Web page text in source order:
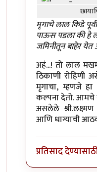
मृगाचे लाल किडे
पाऊस पडला की हे
जमिनीतून बाहेर
अहं...! तो लाल
ठिकाणी रोहिणी
मृगाचा, म्हणजे
कल्पना देतो. आमचे
असलेले
आणि धाग्याची
प्रतिसाद